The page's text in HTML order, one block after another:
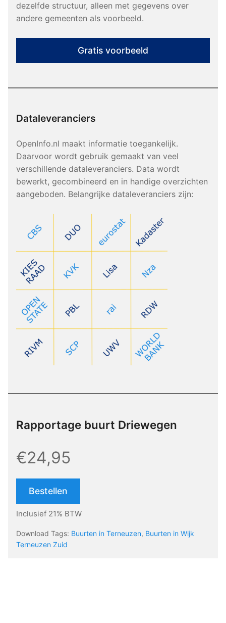
dezelfde structuur, alleen met gegevens over
andere gemeenten als voorbeeld.
Gratis voorbeeld
Dataleveranciers
OpenInfo.nl maakt informatie toegankelijk.
Daarvoor wordt gebruik gemaakt van veel
verschillende dataleveranciers. Data wordt
bewerkt, gecombineerd en in handige overzichten
aangeboden. Belangrijke dataleveranciers zijn:
Rapportage buurt Driewegen
€24,95
Bestellen
Inclusief 21% BTW
Download Tags: Buurten in Terneuzen, Buurten in Wijk
Terneuzen Zuid